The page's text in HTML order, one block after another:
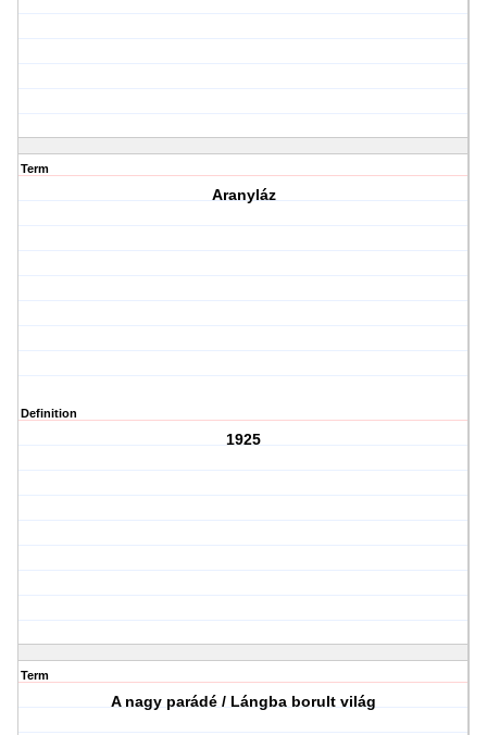
Term
Aranyláz
Definition
1925
Term
A nagy parádé / Lángba borult világ